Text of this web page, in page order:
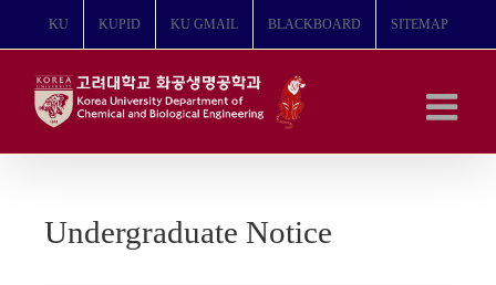
뛰
KU KUPID KU GMAIL BLACKBOARD SITEMAP
Undergraduate Notice